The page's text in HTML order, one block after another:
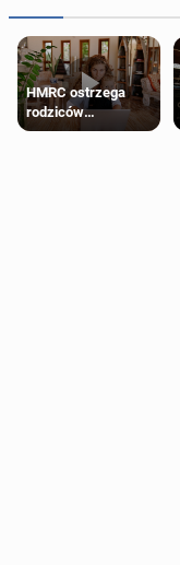
HMRC ostrzega
rodziców
pobierających Child